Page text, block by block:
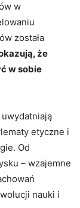
w
została
że
w sobie
etyczne i
Od
– wzajemne
nauki i